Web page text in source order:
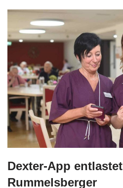
Dexter-App entlastet
Rummelsberger